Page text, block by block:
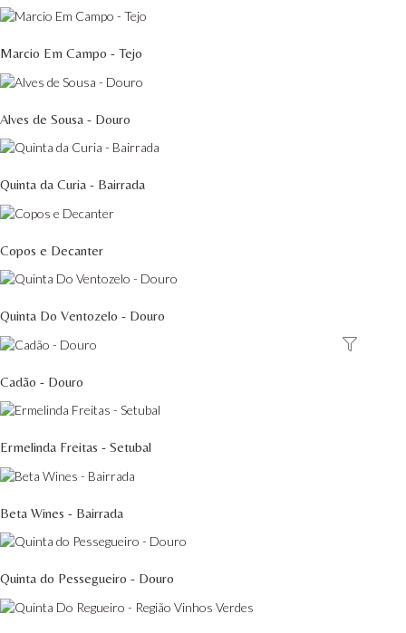
Marcio Em Campo - Tejo
Alves de Sousa - Douro
Quinta da Curia - Bairrada
Copos e Decanter
Quinta Do Ventozelo - Douro
Cadão - Douro
Ermelinda Freitas - Setubal
Beta Wines - Bairrada
Quinta do Pessegueiro - Douro